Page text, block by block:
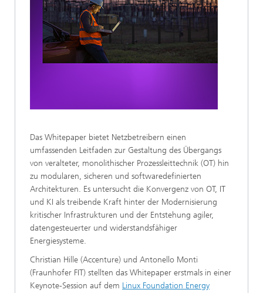
Das Whitepaper bietet Netzbetreibern einen
umfassenden Leitfaden zur Gestaltung des Übergangs
von veralteter, monolithischer Prozessleittechnik (OT) hin
zu modularen, sicheren und softwaredefinierten
Architekturen. Es untersucht die Konvergenz von OT, IT
und KI als treibende Kraft hinter der Modernisierung
kritischer Infrastrukturen und der Entstehung agiler,
datengesteuerter und widerstandsfähiger
Energiesysteme.
Christian Hille (Accenture) und Antonello Monti
(Fraunhofer FIT) stellten das Whitepaper erstmals in einer
Keynote-Session auf dem Linux Foundation Energy